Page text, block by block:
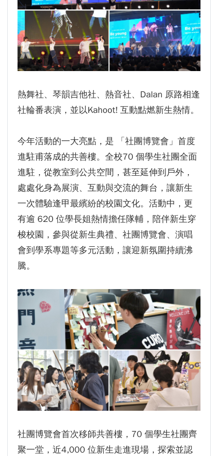
熱舞社、琴韻吉他社、熱音社、Dalan 原路相逢
社輪番表演，並以Kahoot! 互動點燃新生熱情。
今年活動的一大亮點，是 「社團博覽會」首度
進駐甫落成的共善樓。全校70 個學生社團全面
進駐，從教室到公共空間，甚至延伸到戶外，
處處化身為展演、互動與交流的舞台，讓新生
一次體驗逢甲最繽紛的校園文化。活動中，更
有逾 620 位學長姐熱情擔任隊輔，陪伴新生穿
梭校園，參與從新生典禮、社團博覽會、演唱
會到學系專題等多元活動，讓迎新氛圍持續沸
騰。
社團博覽會首次移師共善樓，70 個學生社團齊
聚一堂，近4,000 位新生走進現場，探索並認